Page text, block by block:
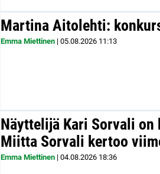
Martina Aitolehti:
Emma Miettinen | 05.08.2026 11:13
Näyttelijä Kari Sorvali
Miitta Sorvali kertoo
Emma Miettinen | 04.08.2026 18:36